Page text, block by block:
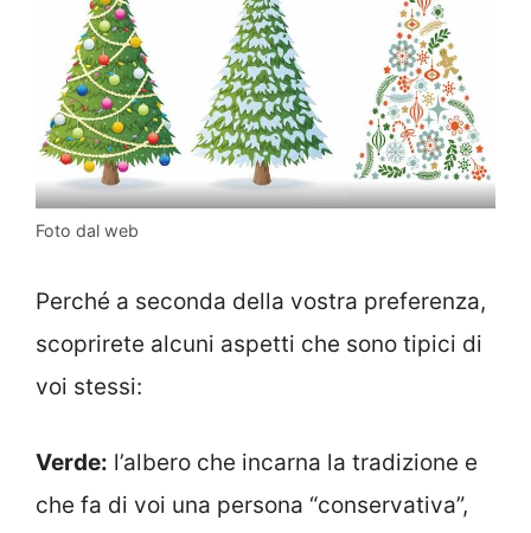
Foto dal web
Perché a seconda della vostra preferenza,
scoprirete alcuni aspetti che sono tipici di
voi stessi:
Verde: l’albero che incarna la tradizione e
che fa di voi una persona “conservativa”,